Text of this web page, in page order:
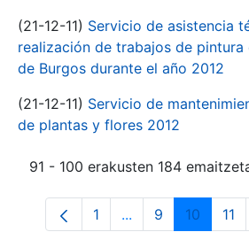
(21-12-11) Servicio de asistencia
realización de trabajos de pintura
de Burgos durante el año 2012
(21-12-11) Servicio de
de plantas y flores 2012
91 - 100 erakusten 184
Orrialdea
1 ...Intermediate
Orrialdea
9 Orrialdea
10 11